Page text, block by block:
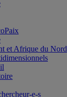
et Afrique du Nord
e-s